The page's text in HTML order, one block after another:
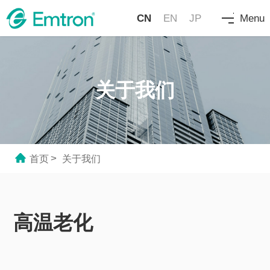
CN EN JP Menu
关于我们
首页 > 关于我们
高温老化